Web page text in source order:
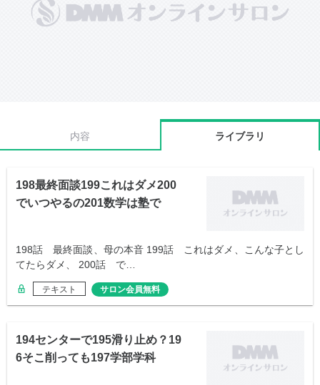
内容 ライブラリ
198最終面談199これはダメ200
でいつやるの201数学は塾で
198話 最終面談、母の本音 199話 これはダメ、こんな子とし
てたらダメ、 200話 で…
テキスト サロン会員無料
194センターで195滑り止め？19
6そこ削っても197学部学科